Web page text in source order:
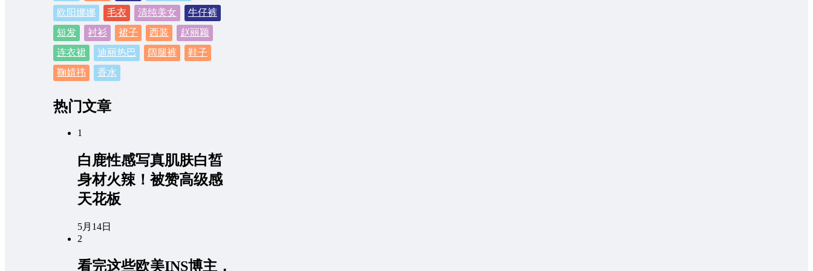
欧阳娜娜 毛衣 清纯美女
牛仔裤
短发
衬衫 裙子 西装
赵丽颖
连衣裙
迪丽热巴 阔腿裤
鞋子
鞠婧祎
香水
热门文章
1
白鹿性感写真肌肤白皙
身材火辣！被赞高级感
天花板
5月14日
2
看完这些欧美INS博主，